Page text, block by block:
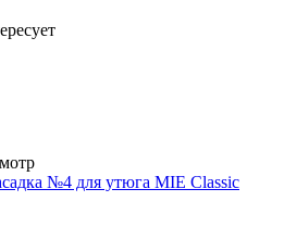
№4 для утюга MIE Classic